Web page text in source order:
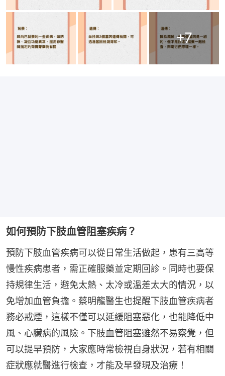
+7
如何預防下肢血管阻塞疾病？
預防下肢血管疾病可以從日常生活做起，患有三高等
慢性疾病患者，需正確服藥並定期回診。同時也要保
持規律生活，避免太熱、太冷或溫差太大的情況，以
免增加血管負擔。蔡明龍醫生也提醒下肢血管疾病者
務必戒煙，這樣不僅可以延緩阻塞惡化，也能降低中
風、心臟病的風險。下肢血管阻塞雖然不易察覺，但
可以提早預防，大家應時常檢視自身狀況，若有相關
症狀應就醫進行檢查，才能及早發現及治療！